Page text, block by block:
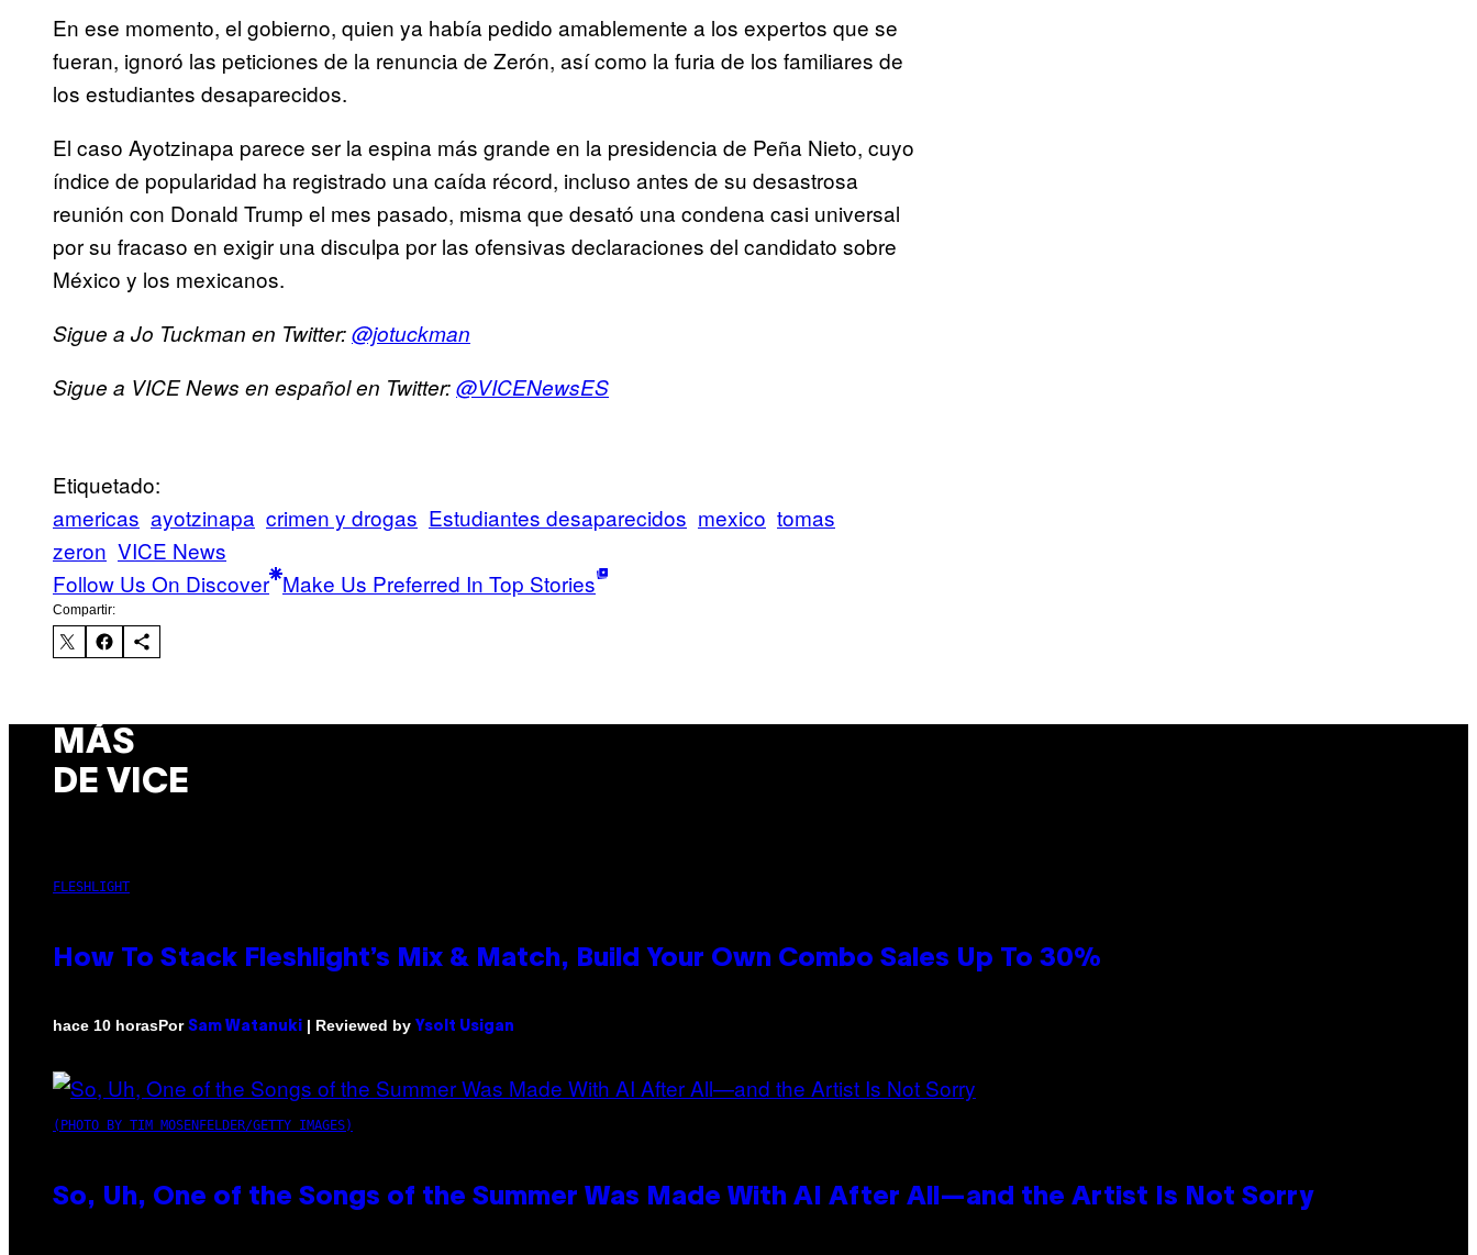
En ese momento, el gobierno, quien ya había pedido amablemente a los expertos que se
fueran, ignoró las peticiones de la renuncia de Zerón, así como la furia de los familiares de
los estudiantes desaparecidos.
El caso Ayotzinapa parece ser la espina más grande en la presidencia de Peña Nieto, cuyo
índice de popularidad ha registrado una caída récord, incluso antes de su desastrosa
reunión con Donald Trump el mes pasado, misma que desató una condena casi universal
por su fracaso en exigir una disculpa por las ofensivas declaraciones del candidato sobre
México y los mexicanos.
Sigue a Jo Tuckman en Twitter:@jotuckman
Sigue a VICE News en español en Twitter:@VICENewsES
Etiquetado:
americas ayotzinapa crimen y drogas Estudiantes desaparecidos mexico tomas
zeron VICE News
Follow Us On Discover Make Us Preferred In Top Stories
Compartir:
MÁS
DE VICE
FLESHLIGHT
How To Stack Fleshlight’s Mix & Match, Build Your Own Combo Sales Up To 30%
hace 10 horasPor Sam Watanuki | Reviewed by Ysolt Usigan
(PHOTO BY TIM MOSENFELDER/GETTY IMAGES)
So, Uh, One of the Songs of the Summer Was Made With AI After All—and the Artist Is Not Sorry